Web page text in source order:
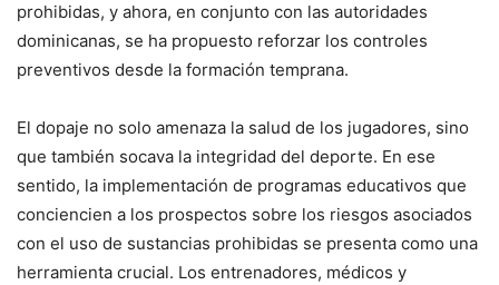
prohibidas, y ahora, en conjunto con las autoridades
dominicanas, se ha propuesto reforzar los controles
preventivos desde la formación temprana.
El dopaje no solo amenaza la salud de los jugadores, sino
que también socava la integridad del deporte. En ese
sentido, la implementación de programas educativos que
conciencien a los prospectos sobre los riesgos asociados
con el uso de sustancias prohibidas se presenta como una
herramienta crucial. Los entrenadores, médicos y